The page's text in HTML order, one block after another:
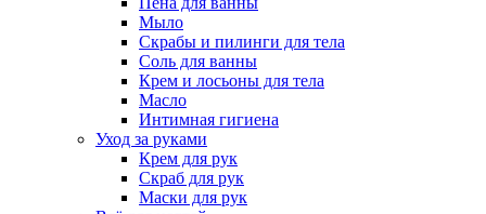
Мыло
Скрабы и пилинги для тела
Соль для ванны
Крем и лосьоны для тела
Масло
Интимная гигиена
Уход за руками
Крем для рук
Скраб для рук
Маски для рук